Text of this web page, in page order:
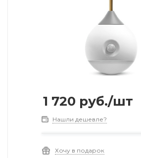
1 720 руб./шт
Нашли дешевле?
Хочу в подарок